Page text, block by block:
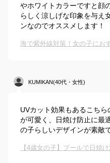
やホワイトカラーですと顔
らしく涼しげな印象を与え
ンなのでオススメします！
KUMIKAN(40代・女性)
UVカット効果もあるこち
が可愛く、日焼け防止に最
の子らしいデザインが素敵